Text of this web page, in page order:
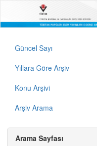
Güncel Sayı
Yıllara Göre Arşiv
Konu Arşivi
Arşiv Arama
Arama Sayfası